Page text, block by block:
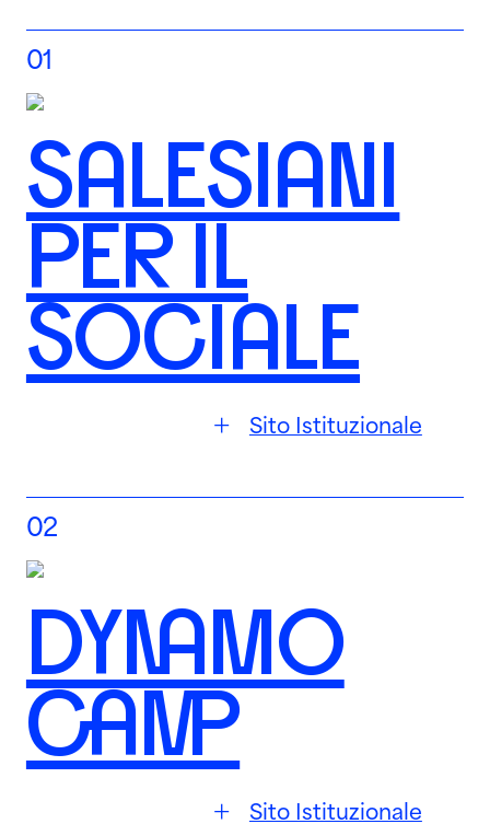
01
SALESIANI
PER IL
SOCIALE
Sito Istituzionale
02
DYNAMO
CAMP
Sito Istituzionale